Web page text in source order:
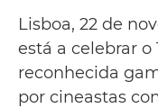
Lisboa, 22 de
está a celebrar o
reconhecida
por cineastas